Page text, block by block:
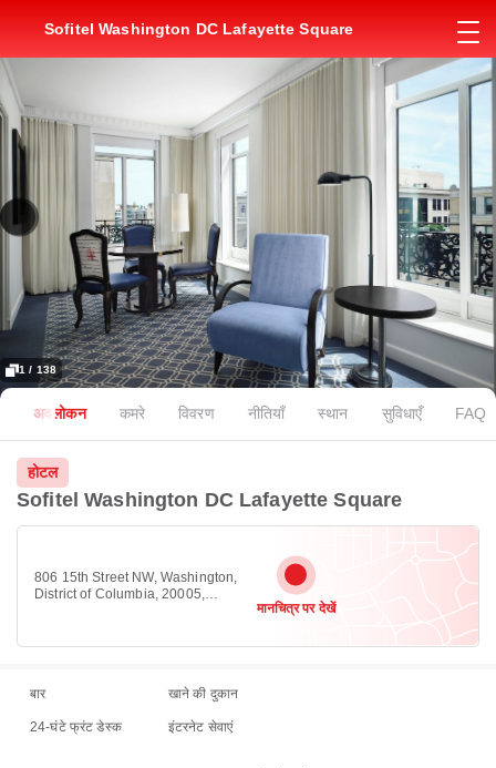
Sofitel Washington DC Lafayette Square
1 / 138
अवलोकन कमरे विवरण नीतियाँ स्थान सुविधाएँ FAQ
होटल
Sofitel Washington DC Lafayette Square
806 15th Street NW, Washington,
District of Columbia, 20005,
मानचित्र पर देखें
बार खाने की दुकान
24-घंटे फ्रंट डेस्क इंटरनेट सेवाएं